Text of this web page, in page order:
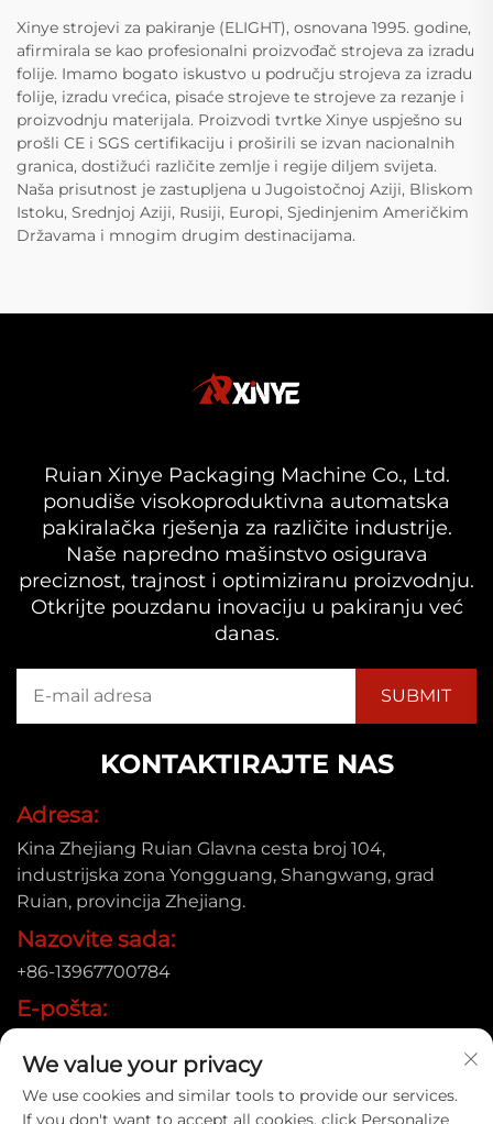
Xinye strojevi za pakiranje (ELIGHT), osnovana 1995. godine,
afirmirala se kao profesionalni proizvođač strojeva za izradu
folije. Imamo bogato iskustvo u području strojeva za izradu
folije, izradu vrećica, pisaće strojeve te strojeve za rezanje i
proizvodnju materijala. Proizvodi tvrtke Xinye uspješno su
prošli CE i SGS certifikaciju i proširili se izvan nacionalnih
granica, dostižući različite zemlje i regije diljem svijeta.
Naša prisutnost je zastupljena u Jugoistočnoj Aziji, Bliskom
Istoku, Srednjoj Aziji, Rusiji, Europi, Sjedinjenim Američkim
Državama i mnogim drugim destinacijama.
Ruian Xinye Packaging Machine Co., Ltd.
ponudiše visokoproduktivna automatska
pakiralačka rješenja za različite industrije.
Naše napredno mašinstvo osigurava
preciznost, trajnost i optimiziranu proizvodnju.
Otkrijte pouzdanu inovaciju u pakiranju već
danas.
KONTAKTIRAJTE NAS
Adresa:
Kina Zhejiang Ruian Glavna cesta broj 104,
industrijska zona Yongguang, Shangwang, grad
Ruian, provincija Zhejiang.
Nazovite sada:
+86-13967700784
E-pošta:
We value your privacy
We use cookies and similar tools to provide our services.
If you don't want to accept all cookies, click Personalize